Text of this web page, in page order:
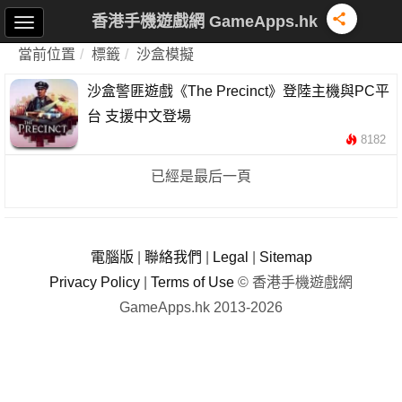
香港手機遊戲網 GameApps.hk
當前位置 標籤 沙盒模擬
沙盒警匪遊戲《The Precinct》登陸主機與PC平
台 支援中文登場
8182
已經是最后一頁
電腦版 聯絡我們 Legal
Sitemap
Privacy Policy
Terms of Use © 香港手機遊戲網
GameApps.hk 2013-2026